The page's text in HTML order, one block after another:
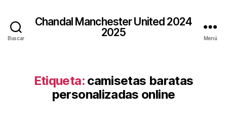
Buscar
Chandal Manchester United 2024
2025
Menú
Etiqueta: camisetas baratas
personalizadas online